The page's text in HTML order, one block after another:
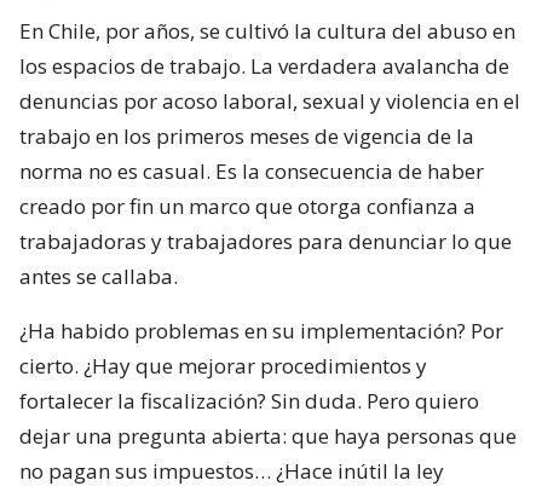
En Chile, por años, se cultivó la cultura del abuso en
los espacios de trabajo. La verdadera avalancha de
denuncias por acoso laboral, sexual y violencia en el
trabajo en los primeros meses de vigencia de la
norma no es casual. Es la consecuencia de haber
creado por fin un marco que otorga confianza a
trabajadoras y trabajadores para denunciar lo que
antes se callaba.
¿Ha habido problemas en su implementación? Por
cierto. ¿Hay que mejorar procedimientos y
fortalecer la fiscalización? Sin duda. Pero quiero
dejar una pregunta abierta: que haya personas que
no pagan sus impuestos… ¿Hace inútil la ley